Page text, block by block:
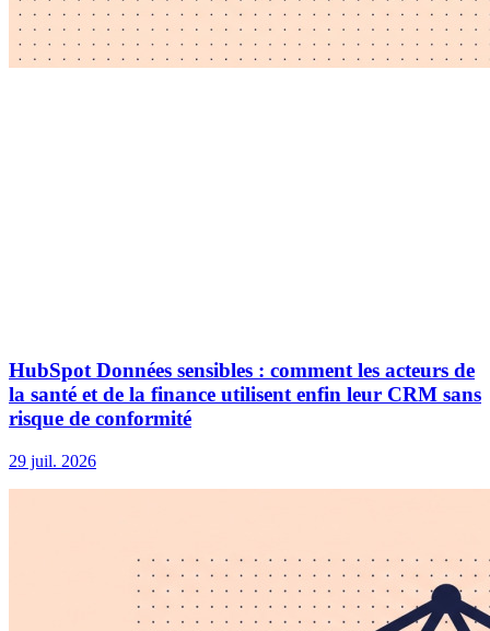
HubSpot Données sensibles : comment les acteurs de
la santé et de la finance utilisent enfin leur CRM sans
risque de conformité
29 juil. 2026